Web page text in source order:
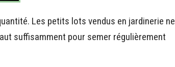
Les petits lots vendus en jardinerie ne
suffisamment pour semer régulièrement